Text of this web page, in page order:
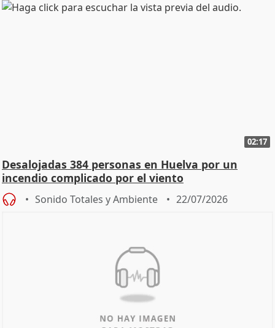
02:17
Desalojadas 384 personas en Huelva por un
incendio complicado por el viento
Sonido Totales y Ambiente 22/07/2026